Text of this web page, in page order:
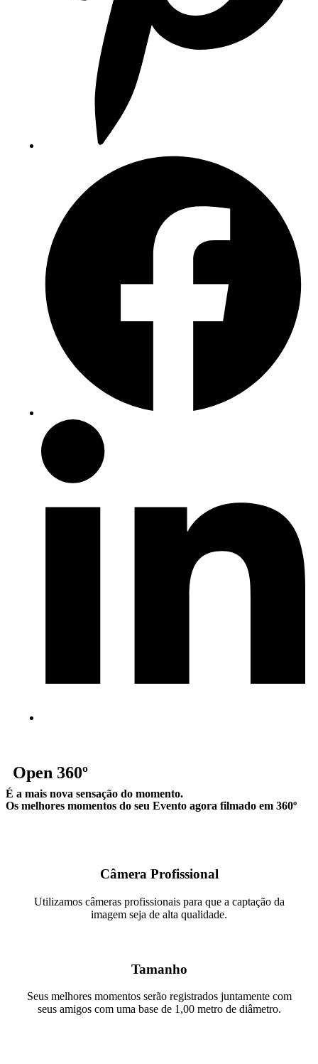
Open 360º
É a mais nova sensação do momento.
Os melhores momentos do seu Evento agora filmado em 360º
Câmera Profissional
Utilizamos câmeras profissionais para que a captação da
imagem seja de alta qualidade.
Tamanho
Seus melhores momentos serão registrados juntamente com
seus amigos com uma base de 1,00 metro de diâmetro.